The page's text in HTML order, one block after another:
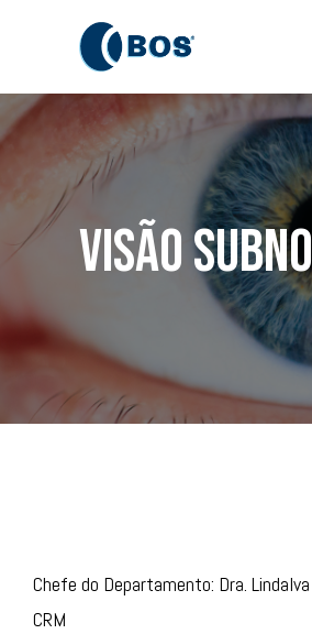
Visão
Chefe do Departamento: Dra.
CRM